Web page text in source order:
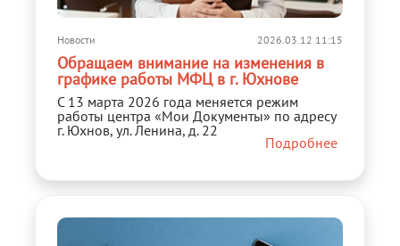
Новости 2026.03.12 11:15
Обращаем внимание на изменения в
графике работы МФЦ в г. Юхнове
С 13 марта 2026 года меняется режим
работы центра «Мои Документы» по адресу
г. Юхнов, ул. Ленина, д. 22
Подробнее